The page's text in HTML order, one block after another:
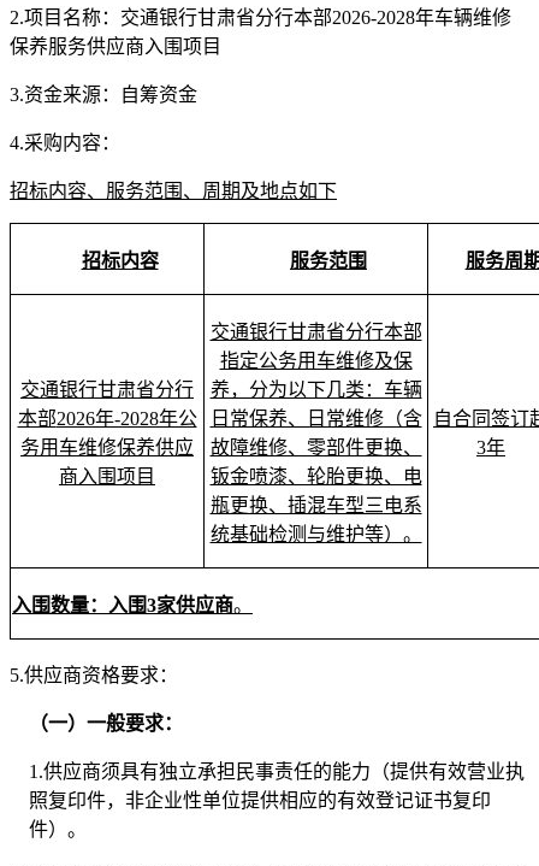
2.项目名称： 交通银行甘肃省分行本部2026-2028年车辆维修
保养服务供应商入围项目
3.资金来源：自筹资金
4.采购内容：
招标内容、服务范围、周期及地点如下
招标内容 服务范围 服务周
交通银行甘肃省分行
本部2026年-2028年公
务用车维修保养供应
商入围项目
交通银行甘肃省分行本部
指定公务用车维修及保
养，分为以下几类：车辆
日常保养、日常维修（含
故障维修、零部件更换、
钣金喷漆、轮胎更换、电
瓶更换、插混车型三电系
统基础检测与维护等）。
自合同签订
3年
入围数量： 入围3家供应商。
5.供应商资格要求：
（一）一般要求：
1 .供应商须具有独立承担民事责任的能力（提供有效营业执
照复印件，非企业性单位提供相应的有效登记证书复印
件）。